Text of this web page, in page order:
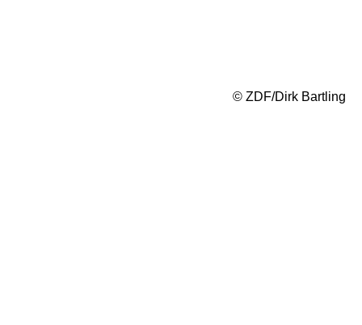
© ZDF/Dirk Bartling